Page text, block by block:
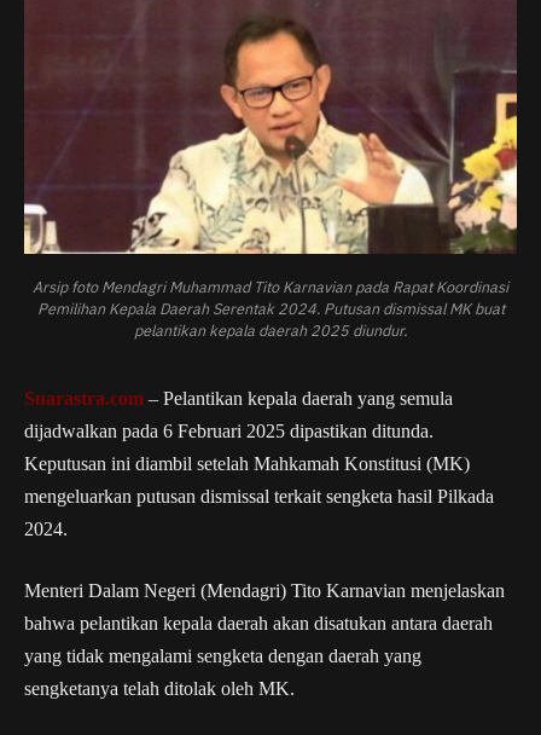
Arsip foto Mendagri Muhammad Tito Karnavian pada Rapat Koordinasi
Pemilihan Kepala Daerah Serentak 2024. Putusan dismissal MK buat
pelantikan kepala daerah 2025 diundur.
Suarastra.com – Pelantikan kepala daerah yang semula
dijadwalkan pada 6 Februari 2025 dipastikan ditunda.
Keputusan ini diambil setelah Mahkamah Konstitusi (MK)
mengeluarkan putusan dismissal terkait sengketa hasil Pilkada
2024.
Menteri Dalam Negeri (Mendagri) Tito Karnavian menjelaskan
bahwa pelantikan kepala daerah akan disatukan antara daerah
yang tidak mengalami sengketa dengan daerah yang
sengketanya telah ditolak oleh MK.